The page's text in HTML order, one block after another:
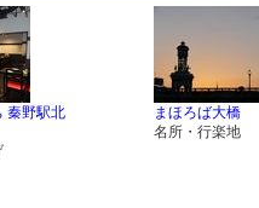
秦野駅北
まほろば大橋
名所・行楽地